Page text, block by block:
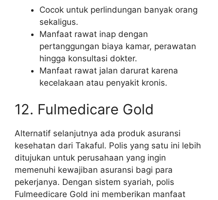
Cocok untuk perlindungan banyak orang
sekaligus.
Manfaat rawat inap dengan
pertanggungan biaya kamar, perawatan
hingga konsultasi dokter.
Manfaat rawat jalan darurat karena
kecelakaan atau penyakit kronis.
12. Fulmedicare Gold
Alternatif selanjutnya ada produk asuransi
kesehatan dari Takaful. Polis yang satu ini lebih
ditujukan untuk perusahaan yang ingin
memenuhi kewajiban asuransi bagi para
pekerjanya. Dengan sistem syariah, polis
Fulmeedicare Gold ini memberikan manfaat